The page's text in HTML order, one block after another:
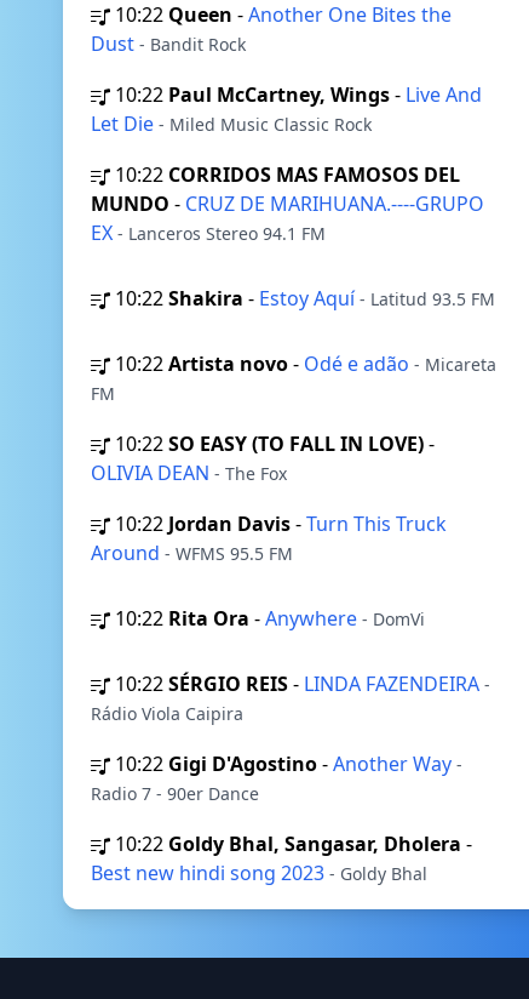
10:22 Queen -Another One Bites the
Dust - Bandit Rock
10:22 Paul McCartney, Wings- Live And
Let Die - Miled Music Classic Rock
10:22 CORRIDOS MAS FAMOSOS DEL
MUNDO - CRUZ DE MARIHUANA.----GRUPO
EX - Lanceros Stereo 94.1 FM
10:22Shakira - Estoy Aquí- Latitud 93.5 FM
10:22Artista novo- Odé e adão - Micareta
FM
10:22SO EASY (TO FALL IN LOVE)-
OLIVIA DEAN - The Fox
10:22 Jordan Davis-Turn This Truck
Around - WFMS 95.5 FM
10:22 Rita Ora -Anywhere - DomVi
10:22SÉRGIO REIS- LINDA FAZENDEIRA -
Rádio Viola Caipira
10:22 Gigi D'Agostino-Another Way -
Radio 7 - 90er Dance
10:22 Goldy Bhal, Sangasar, Dholera -
Best new hindi song 2023 - Goldy Bhal